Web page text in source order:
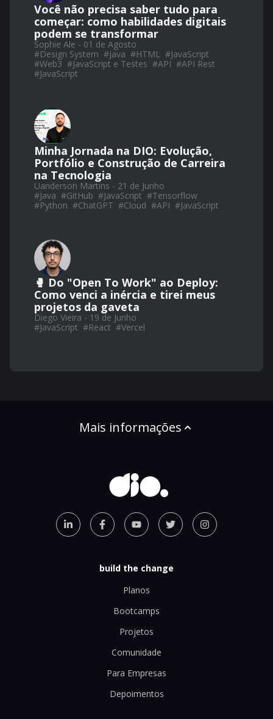
Você não precisa saber tudo para
começar: como habilidades digitais
podem se transformar
Sophie Ale - 01 de Agosto
#Design System #Java #HTML #JavaScript
#Web3 #JavaScript e Testes #API #API Rest
#JavaScript
Minha Jornada na DIO: Evolução,
Portfólio e Construção de Carreira
na Tecnologia
Uanderson Martins - 21 de Junho
#Java #GitHub #JavaScript #Tensorflow
#Python #ChatGPT #Cloud #API #JavaScript
🥊 Do "Open To Work" ao Deploy:
Como venci a inércia e tirei meus
projetos da gaveta
Diego Vieira - 19 de Junho
#JavaScript #React #Vercel
Mais informações
build the change
Planos
Bootcamps
Projetos
Comunidade
Para Empresas
Depoimentos